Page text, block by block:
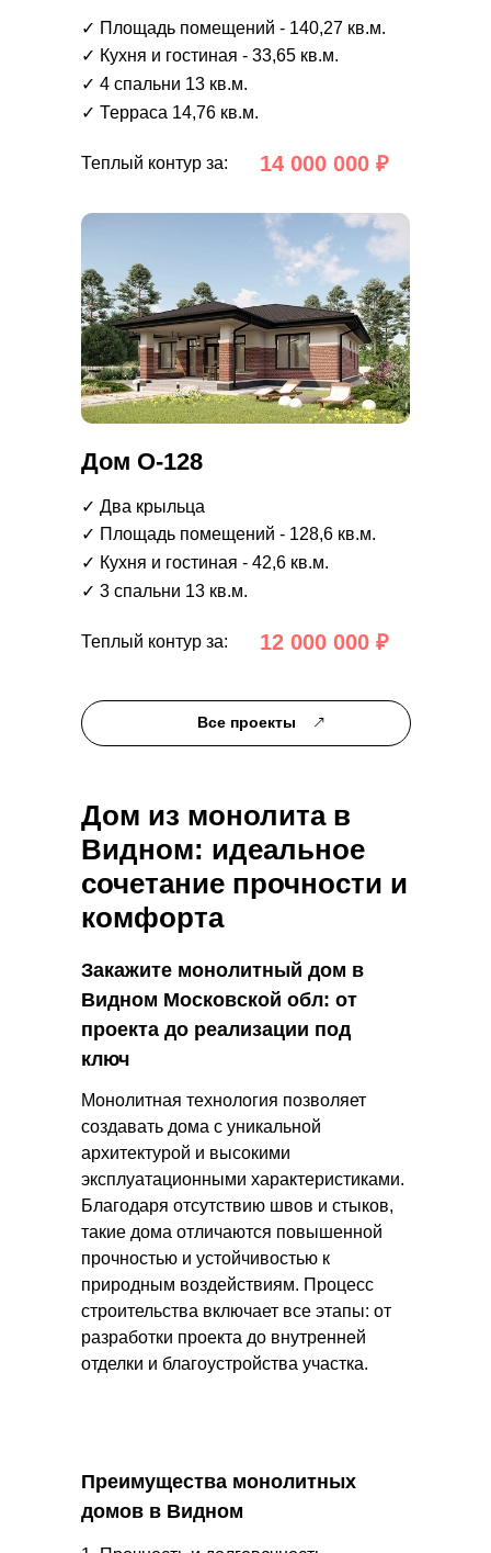
Теплый контур за:
✓ 3 спальни 13 кв.м.
✓ Кухня и гостиная - 42,6 кв.м.
✓ Площадь помещений - 128,6 кв.м.
✓ Два крыльца
12 000 000 ₽
Дом О-128
Теплый контур за:
✓ Терраса 14,76 кв.м.
✓ 4 спальни 13 кв.м.
✓ Кухня и гостиная - 33,65 кв.м.
✓ Площадь помещений - 140,27 кв.м.
14 000 000 ₽
Все проекты
Дом из монолита в
Видном: идеальное
сочетание прочности и
комфорта
Преимущества монолитных
домов в Видном
Монолитная технология позволяет
создавать дома с уникальной
архитектурой и высокими
эксплуатационными характеристиками.
Благодаря отсутствию швов и стыков,
такие дома отличаются повышенной
прочностью и устойчивостью к
природным воздействиям. Процесс
строительства включает все этапы: от
разработки проекта до внутренней
отделки и благоустройства участка.
Закажите монолитный дом в
Видном Московской обл: от
проекта до реализации под
ключ